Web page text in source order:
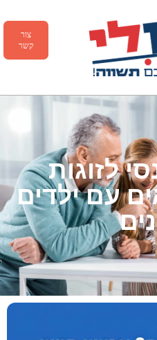
צור
קשר
לזוגות
עם ילדים